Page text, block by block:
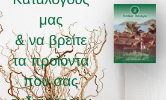
μας
& να βρείτε
τα προϊόντα
που σας
ΚΑΤΑΛΟΓΟΣ 2025